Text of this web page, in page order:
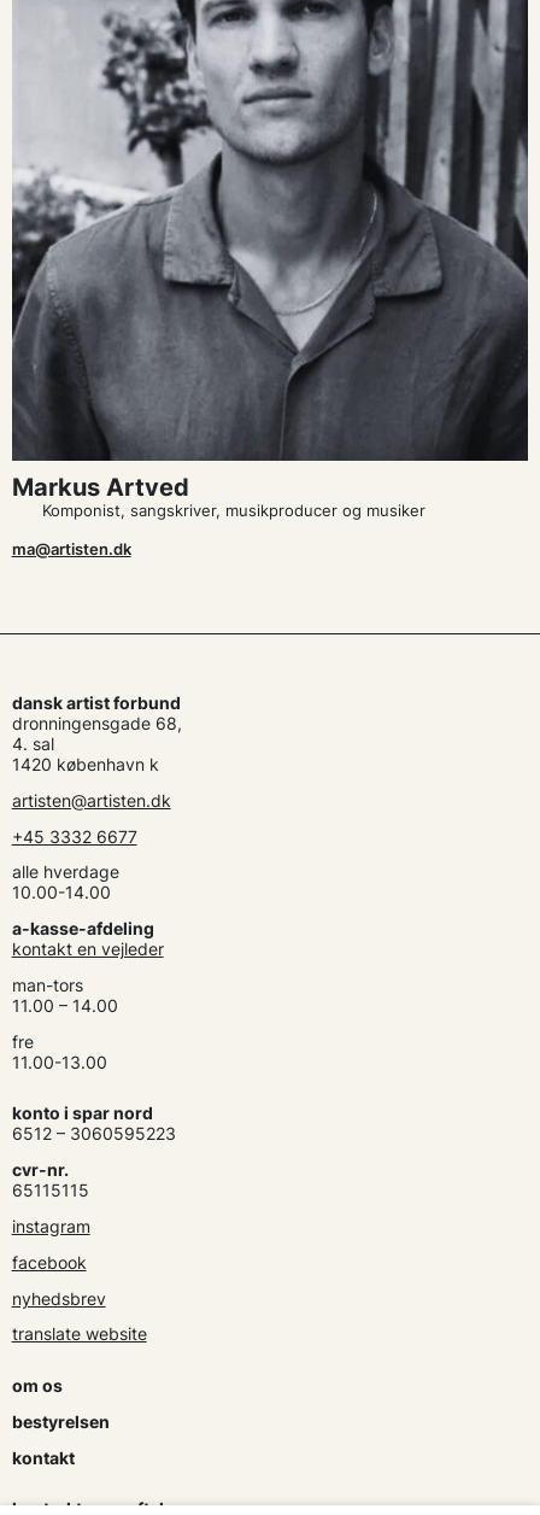
Markus Artved
Komponist, sangskriver, musikproducer og musiker
ma@artisten.dk
dansk artist forbund
dronningensgade 68,
4. sal
1420 københavn k
artisten@artisten.dk
+45 3332 6677
alle hverdage
10.00-14.00
a-kasse-afdeling
kontakt en vejleder
man-tors
11.00 – 14.00
fre
11.00-13.00
konto i spar nord
6512 – 3060595223
cvr-nr.
65115115
instagram
facebook
nyhedsbrev
translate website
om os
bestyrelsen
kontakt
kontrakter og aftaler